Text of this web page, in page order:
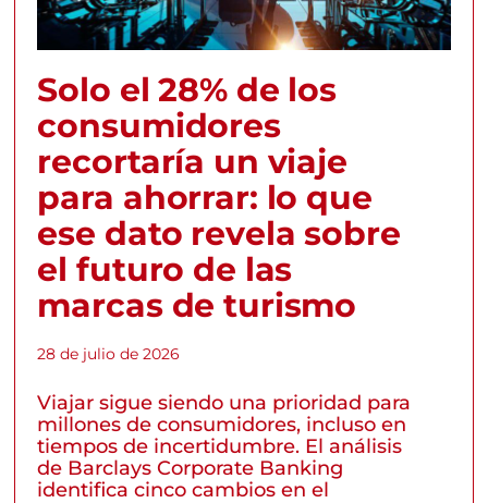
Solo el 28% de los
consumidores
recortaría un viaje
para ahorrar: lo que
ese dato revela sobre
el futuro de las
marcas de turismo
28 de julio de 2026
Viajar sigue siendo una prioridad para
millones de consumidores, incluso en
tiempos de incertidumbre. El análisis
de Barclays Corporate Banking
identifica cinco cambios en el